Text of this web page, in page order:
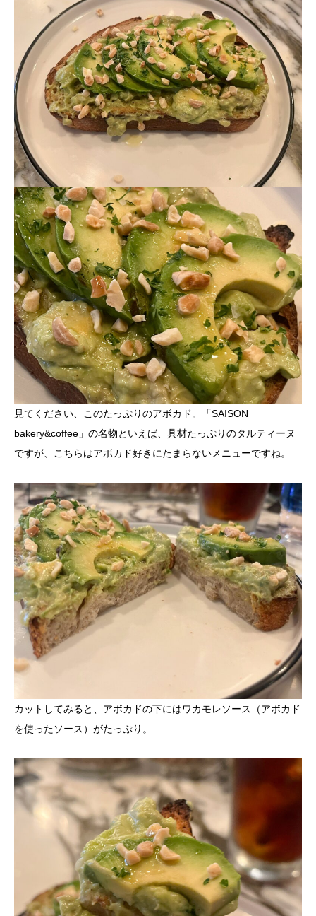
見てください、このたっぷりのアボカド。「SAISON
bakery&coffee」の名物といえば、具材たっぷりのタルティーヌ
ですが、こちらはアボカド好きにたまらないメニューですね。
カットしてみると、アボカドの下にはワカモレソース（アボカド
を使ったソース）がたっぷり。